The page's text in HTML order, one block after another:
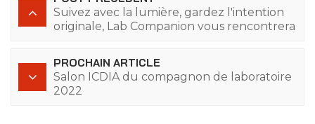
Suivez avec la lumière, gardez l'intention
originale, Lab Companion vous rencontrera
PROCHAIN ARTICLE
Salon ICDIA du compagnon de laboratoire
2022